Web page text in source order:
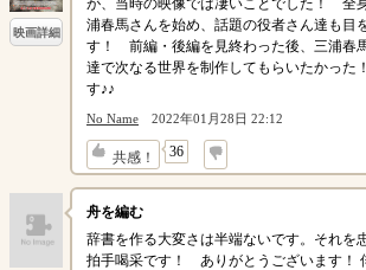
映画詳細
が、当時の映像では凄いことでした！ 全
浦春馬さんを始め、話題の役者さん達も目
す！ 前編・後編を見終わった後、三浦春
達で次なる世界を制作してもらいたかっ
す♪♪
No Name 2022年01月28日 22:12
共感！ 36
↓
舟を編む
辞書を作る大変さは半端ないです。それを
拍手喝采です！ ありがとうございます！